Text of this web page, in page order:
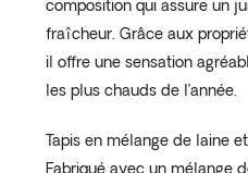
composition qui assure un
fraîcheur. Grâce aux
il offre une sensation
les plus chauds de l’année.
Tapis en mélange de laine